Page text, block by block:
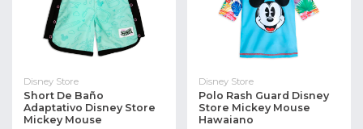
Disney Store
Short De Baño
Adaptativo Disney Store
Mickey Mouse
Disney Store
Polo Rash Guard Disney
Store Mickey Mouse
Hawaiano